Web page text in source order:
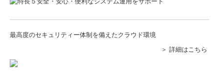
最高度のセキュリティー体制を備えたクラウド環境
＞ 詳細はこちら